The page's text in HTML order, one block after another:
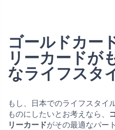
ゴールドカー
リーカードが
なライフスタ
もし、日本でのライフスタイ
ものにしたいとお考えなら、
リーカードがその最適なパー